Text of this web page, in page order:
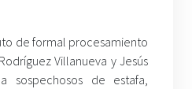
de formal procesamiento
Villanueva y Jesús
sospechosos de estafa,